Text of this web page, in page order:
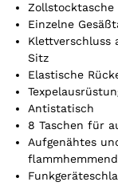
i
k
e
.
Y
o
u
Zollstocktasche
Einzelne
Klettverschluss
Sitz
Elastische
Antistatisch
8 Taschen für
Aufgenähtes